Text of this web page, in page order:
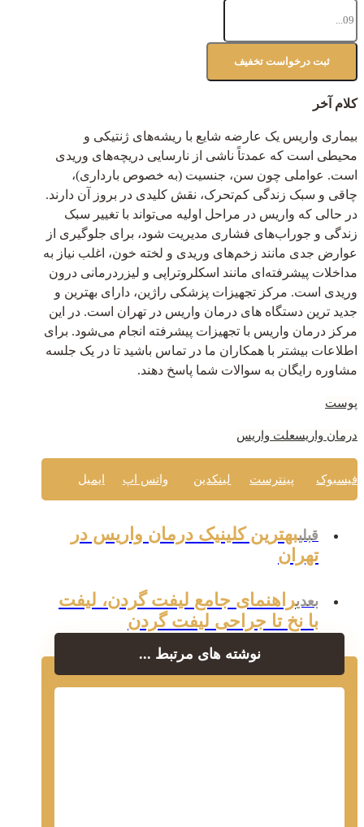
کلام آخر
بیماری واریس یک عارضه شایع با ریشه‌های ژنتیکی و
محیطی است که عمدتاً ناشی از نارسایی دریچه‌های وریدی
است. عواملی چون سن، جنسیت (به خصوص بارداری)،
چاقی و سبک زندگی کم‌تحرک، نقش کلیدی در بروز آن دارند.
در حالی که واریس در مراحل اولیه می‌تواند با تغییر سبک
زندگی و جوراب‌های فشاری مدیریت شود، برای جلوگیری از
عوارض جدی مانند زخم‌های وریدی و لخته خون، اغلب نیاز به
مداخلات پیشرفته‌ای مانند اسکلروتراپی و لیزردرمانی درون
وریدی است. مرکز تجهیزات پزشکی راژین، دارای بهترین و
جدید ترین دستگاه های درمان واریس در تهران است. در این
مرکز درمان واریس با تجهیزات پیشرفته انجام می‌شود. برای
اطلاعات بیشتر با همکاران ما در تماس باشید تا در یک جلسه
مشاوره رایگان به سوالات شما پاسخ دهند.
پوست
درمان واریسعلت واریس
فیسبوک پینترست لینکدین واتس اپ ایمیل
قبلیبهترین کلینیک درمان واریس در
تهران
بعدیراهنمای جامع لیفت گردن، لیفت
با نخ تا جراحی لیفت گردن
نوشته های مرتبط ...